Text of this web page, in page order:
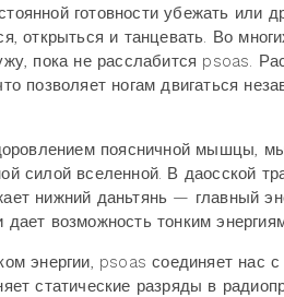
готовности убежать или
открыться и танцевать. Во
пока не расслабится psoas.
позволяет ногам двигаться
поясничной мышцы,
силой вселенной. В даосской
нижний даньтянь — главный
возможность тонким
энергии, psoas соединяет нас
статические разряды в